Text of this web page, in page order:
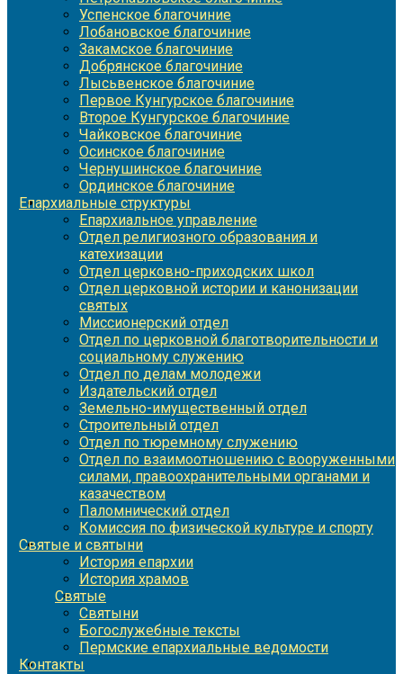
Успенское благочиние
Лобановское благочиние
Закамское благочиние
Добрянское благочиние
Лысьвенское благочиние
Первое Кунгурское благочиние
Второе Кунгурское благочиние
Чайковское благочиние
Осинское благочиние
Чернушинское благочиние
Ординское благочиние
Епархиальные структуры
Епархиальное управление
Отдел религиозного образования и
катехизации
Отдел церковно-приходских школ
Отдел церковной истории и канонизации
святых
Миссионерский отдел
Отдел по церковной благотворительности и
социальному служению
Отдел по делам молодежи
Издательский отдел
Земельно-имущественный отдел
Строительный отдел
Отдел по тюремному служению
Отдел по взаимоотношению с вооруженными
силами, правоохранительными органами и
казачеством
Паломнический отдел
Комиссия по физической культуре и спорту
Святые и святыни
История епархии
История храмов
Святые
Святыни
Богослужебные тексты
Пермские епархиальные ведомости
Контакты